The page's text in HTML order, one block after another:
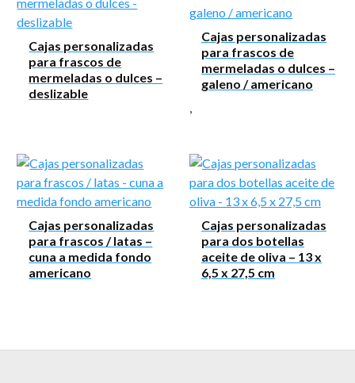
Cajas personalizadas
para frascos de
mermeladas o dulces –
deslizable
Cajas personalizadas
para frascos de
mermeladas o dulces –
galeno / americano
,
Cajas personalizadas
para frascos / latas –
cuna a medida fondo
americano
Cajas personalizadas
para dos botellas
aceite de oliva – 13 x
6,5 x 27,5 cm